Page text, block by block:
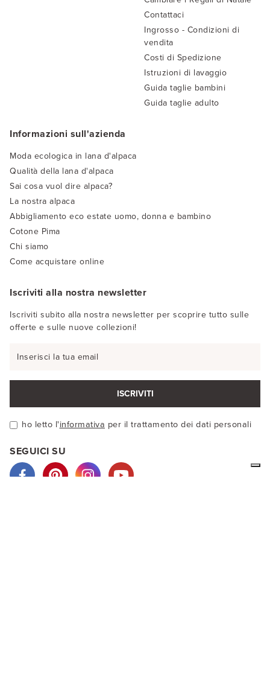
Informazioni sull'azienda
Moda ecologica in lana d'alpaca
Qualità della lana d'alpaca
Sai cosa vuol dire alpaca?
La nostra alpaca
Abbigliamento eco estate uomo, donna e bambino
Cotone Pima
Chi siamo
Come acquistare online
Contattaci
Ingrosso - Condizioni di
vendita
Costi di Spedizione
Istruzioni di lavaggio
Guida taglie bambini
Guida taglie adulto
Iscriviti alla nostra newsletter
Iscriviti subito alla nostra newsletter per scoprire tutto sulle
offerte e sulle nuove collezioni!
ISCRIVITI
ho letto l'informativa per il trattamento dei dati personali
SEGUICI SU